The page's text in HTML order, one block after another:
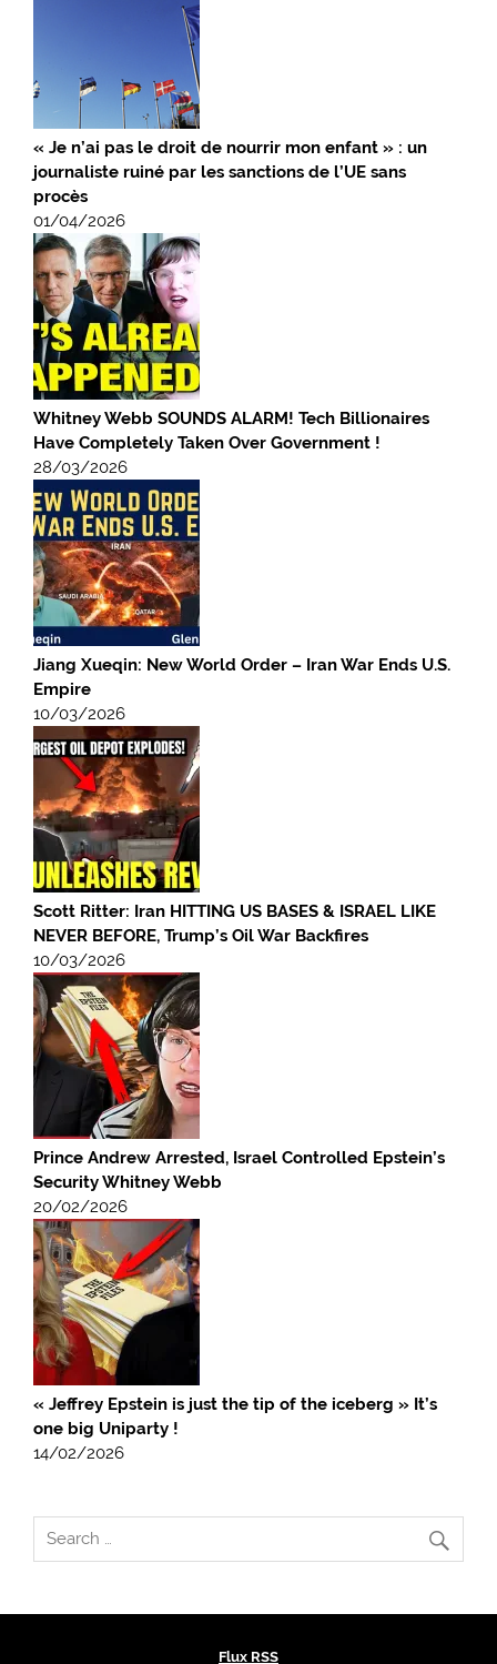
« Je n’ai pas le droit de nourrir mon enfant » : un
journaliste ruiné par les sanctions de l’UE sans
procès
01/04/2026
Whitney Webb SOUNDS ALARM! Tech Billionaires
Have Completely Taken Over Government !
28/03/2026
Jiang Xueqin: New World Order – Iran War Ends U.S.
Empire
10/03/2026
Scott Ritter: Iran HITTING US BASES & ISRAEL LIKE
NEVER BEFORE, Trump’s Oil War Backfires
10/03/2026
Prince Andrew Arrested, Israel Controlled Epstein’s
Security Whitney Webb
20/02/2026
« Jeffrey Epstein is just the tip of the iceberg » It’s
one big Uniparty !
14/02/2026
Flux RSS